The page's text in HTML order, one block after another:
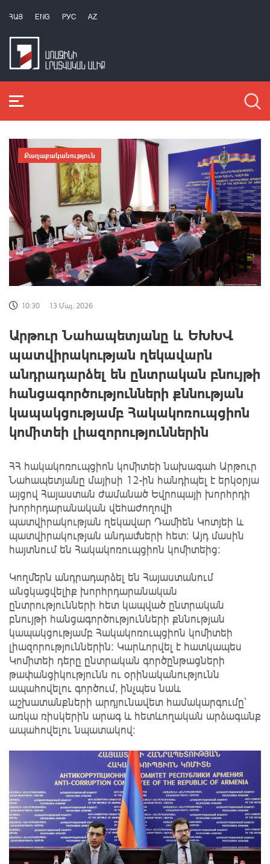
ՀԱՅ ENG РУС AZ
Քաղաքականություն
10:30 13 Մայ, 2026
Արթուր Նահապետյանը և ԵԽԽՎ
պատվիրակության ղեկավարն
անդրադարձել են ընտրական բնույթի
հանցագործությունների քննության
կապակցությամբ Հակակոռուպցիոն
կոմիտեի լիազորություններին
ՀՀ հակակոռուպցիոն կոմիտեի նախագահ Արթուր
Նահապետյանը մայիսի 12-ին հանդիպել է երկօրյա
այցով Հայաստան ժամանած Եվրոպայի խորհրդի
խորհրդարանական վեհաժողովի
պատվիրակության ղեկավար Դամիեն Կոտյեի և
պատվիրակության անդամների հետ: Այդ մասին
հայտնում են Հակակոռուպցիոն կոմիտեից:
Կողմերն անդրադարձել են Հայաստանում
անցկացվելիք խորհրդարանական
ընտրությունների հետ կապված ընտրական
բնույթի հանցագործությունների քննության
կապակցությամբ Հակակոռուպցիոն կոմիտեի
լիազորություններին։ Կարևորվել է հատկապես
Կոմիտեի դերը ընտրական գործընթացների
թափանցիկությունն ու օրինականությունն
ապահովելու գործում, ինչպես նաև
աշխատանքների արդյունավետ համակարգումը՝
առկա ռիսկերին արագ և հետևողական արձագանք
ապահովելու նպատակով: